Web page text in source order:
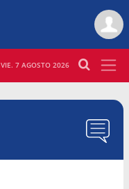
VIE. 7 AGOSTO 2026